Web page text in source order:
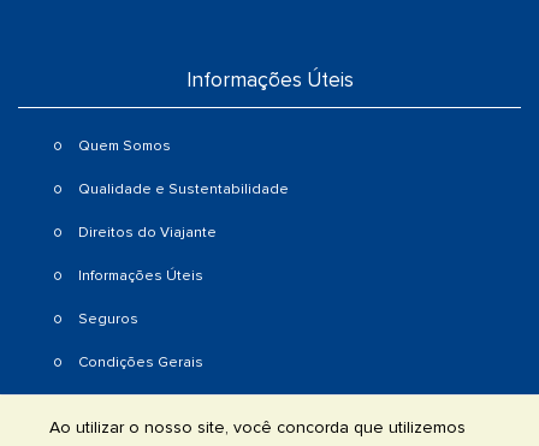
Informações Úteis
Quem Somos
Qualidade e Sustentabilidade
Direitos do Viajante
Informações Úteis
Seguros
Condições Gerais
Ao utilizar o nosso site, você concorda que utilizemos